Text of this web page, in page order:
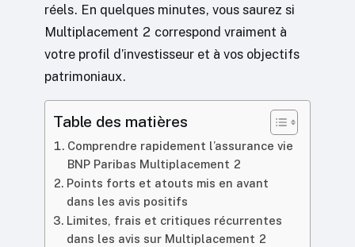
réels. En quelques minutes, vous saurez si
Multiplacement 2 correspond vraiment à
votre profil d’investisseur et à vos objectifs
patrimoniaux.
Table des matières
Comprendre rapidement l’assurance vie
BNP Paribas Multiplacement 2
Points forts et atouts mis en avant
dans les avis positifs
Limites, frais et critiques récurrentes
dans les avis sur Multiplacement 2